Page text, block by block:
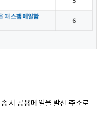
시 공용메일을 발신 주소로